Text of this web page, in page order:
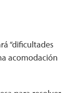
“dificultades
acomodación